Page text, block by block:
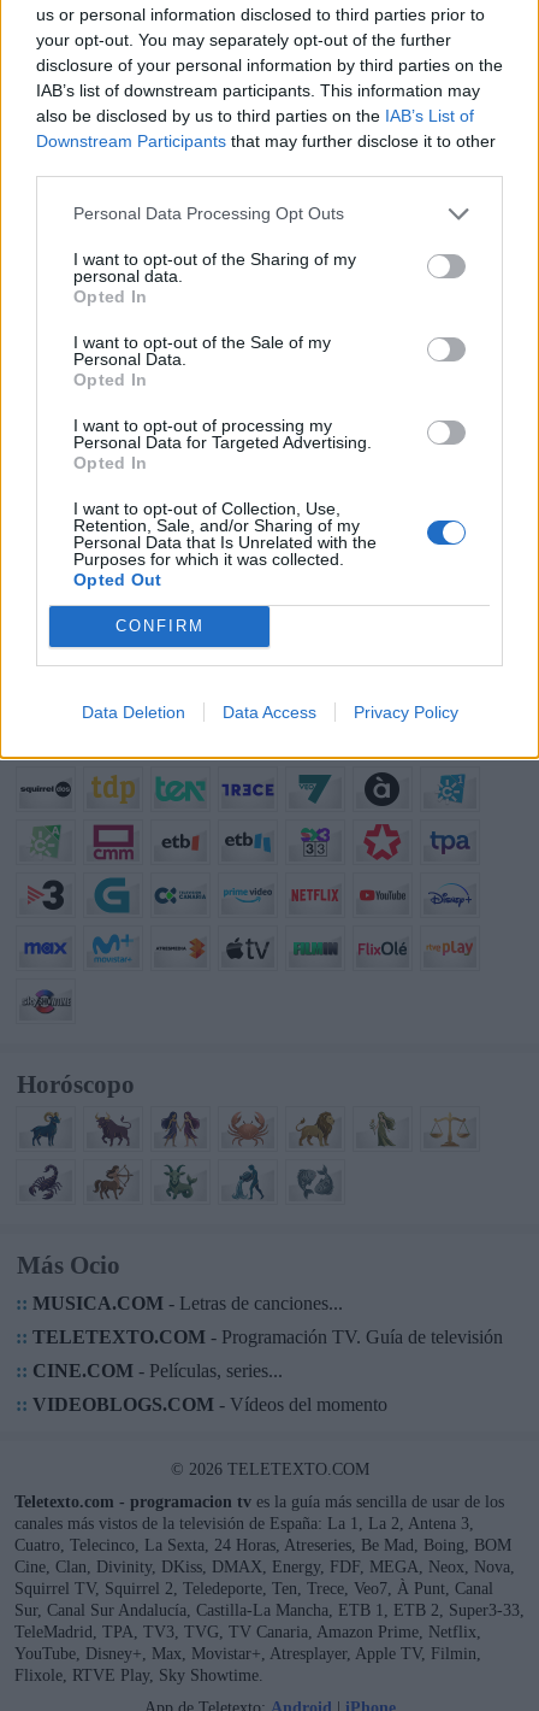
us or personal information disclosed to third parties prior to
your opt-out. You may separately opt-out of the further
disclosure of your personal information by third parties on the
IAB’s list of downstream participants. This information may
also be disclosed by us to third parties on the IAB’s List of
Downstream Participants that may further disclose it to other
Personal Data Processing Opt Outs
I want to opt-out of the Sharing of my
personal data.
Opted In
I want to opt-out of the Sale of my
Personal Data.
Opted In
I want to opt-out of processing my
Personal Data for Targeted Advertising.
Opted In
I want to opt-out of Collection, Use,
Retention, Sale, and/or Sharing of my
Personal Data that Is Unrelated with the
Purposes for which it was collected.
Opted Out
CONFIRM
Data Deletion Data Access Privacy Policy
Añadir un comentario ...
🏆🎬🎾MEJORES Series de DEPORTES
en Streaming ⚽🍿🏀
El deporte no ocurre solo en el campo! ⚽🏈🏀
Descubre las series y docuseries más adictivas del
streaming que te mantendrán pegado a la
¡Guarda esta colección para tu próximo
Opina de Tele
Para ti, ¿cuál es la mejor serie de TV que se emite en España?
¿Qué serie te gustaría que repusieran en televisión?
¿Qué anuncio te gusta más de los que se emiten actualmente en
¿Cuál crees que es el mejor programa que hay en la televisión?
Programación de Televisión
Horóscopo
Más Ocio
:: MUSICA.COM- Letras de canciones...
:: TELETEXTO.COM- Programación TV. Guía de televisión
:: CINE.COM- Películas, series...
:: VIDEOBLOGS.COM- Vídeos del momento
© 2026 TELETEXTO.COM
Teletexto.com - programacion tv es la guía más sencilla de usar de los
canales más vistos de la televisión de España: La 1, La 2, Antena 3,
Cuatro, Telecinco, La Sexta, 24 Horas, Atreseries, Be Mad, Boing, BOM
Cine, Clan, Divinity, DKiss, DMAX, Energy, FDF, MEGA, Neox, Nova,
Squirrel TV, Squirrel 2, Teledeporte, Ten, Trece, Veo7, À Punt, Canal
Sur, Canal Sur Andalucía, Castilla-La Mancha, ETB 1, ETB 2, Super3-33,
TeleMadrid, TPA, TV3, TVG, TV Canaria, Amazon Prime, Netflix,
YouTube, Disney+, Max, Movistar+, Atresplayer, Apple TV, Filmin,
Flixole, RTVE Play, Sky Showtime.